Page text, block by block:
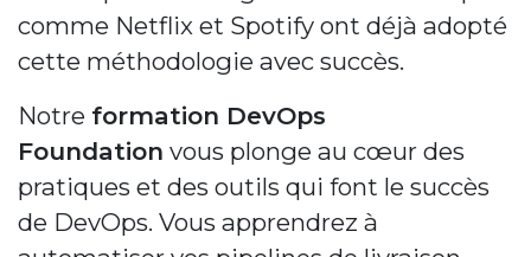
comme Netflix et Spotify ont déjà adopté
cette méthodologie avec succès.
Notre formation DevOps
Foundation vous plonge au cœur des
pratiques et des outils qui font le succès
de DevOps. Vous apprendrez à